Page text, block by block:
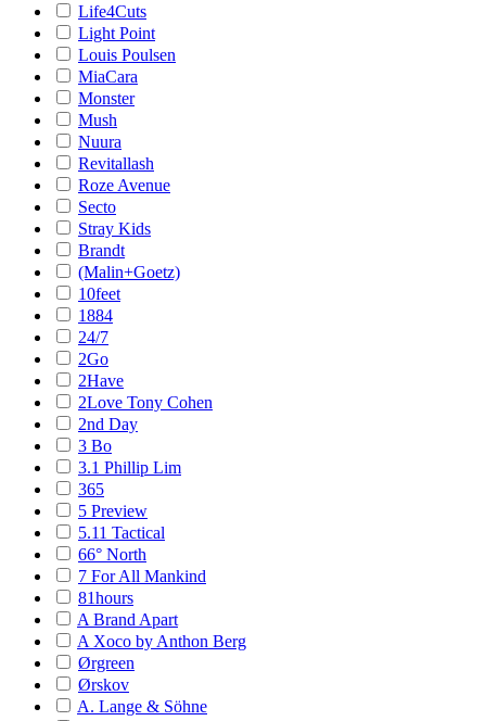
Life4Cuts
Light Point
Louis Poulsen
MiaCara
Monster
Mush
Nuura
Revitallash
Roze Avenue
Secto
Stray Kids
Brandt
(Malin+Goetz)
10feet
1884
24/7
2Go
2Have
2Love Tony Cohen
2nd Day
3 Bo
3.1 Phillip Lim
365
5 Preview
5.11 Tactical
66° North
7 For All Mankind
81hours
A Brand Apart
A Xoco by Anthon Berg
Ørgreen
Ørskov
A. Lange & Söhne